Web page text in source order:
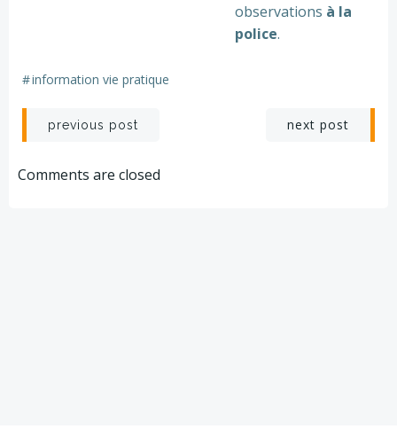
observations à la
police.
#information vie pratique
Post
navigation
previous post next post
Comments are closed